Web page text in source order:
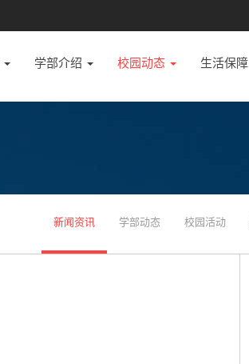
学部介绍 校园动态 生活保障
新闻资讯 学部动态 校园活动